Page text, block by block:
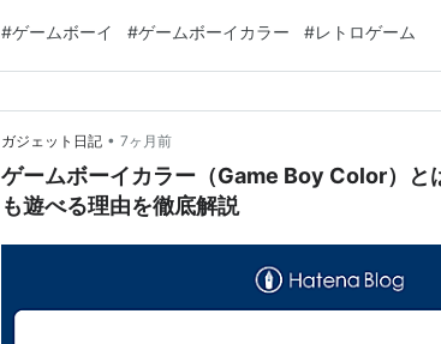
#ゲームボーイ #ゲームボーイカラー #レトロゲーム
ガジェット日記 • 7ヶ月前
ゲームボーイカラー（Game Boy Color）と
も遊べる理由を徹底解説